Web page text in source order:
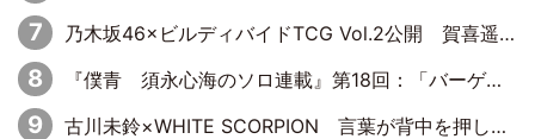
乃木坂46×ビルディバイドTCG Vol.2公開 賀喜遥香＆田村真佑が『京まふ』ステージに登壇
『僕青 須永心海のソロ連載』第18回：「バーゲンセールハンターみうな inしまむら」編
古川未鈴×WHITE SCORPION 言葉が背中を押した“それぞれの決意”